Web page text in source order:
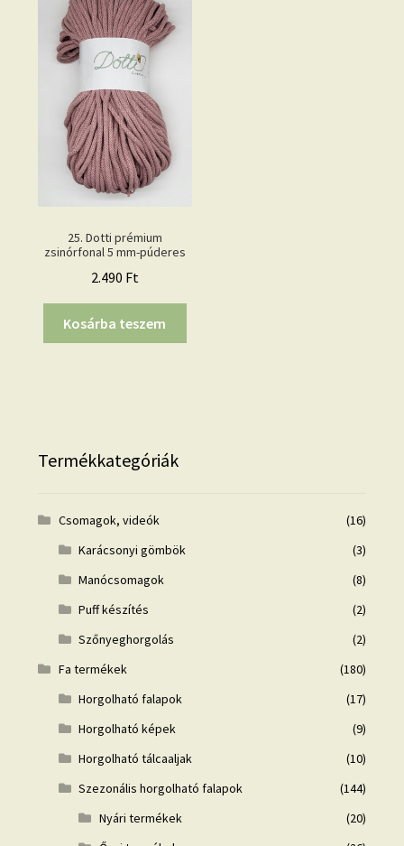
25. Dotti prémium
zsinórfonal 5 mm-púderes
2.490 Ft
Kosárba teszem
Termékkategóriák
Csomagok, videók
(16)
Karácsonyi gömbök
(3)
Manócsomagok
(8)
Puff készítés
(2)
Szőnyeghorgolás
(2)
Fa termékek
(180)
Horgolható falapok
(17)
Horgolható képek
(9)
Horgolható tálcaaljak
(10)
Szezonális horgolható falapok
(144)
Nyári termékek
(20)